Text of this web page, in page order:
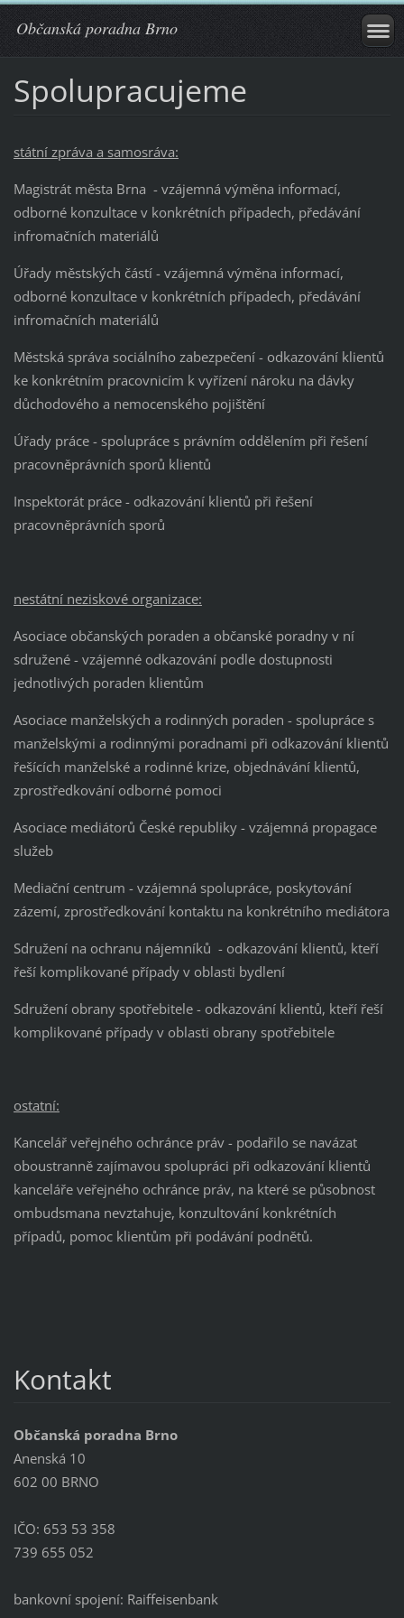
Občanská poradna Brno
Spolupracujeme
státní zpráva a samosráva:
Magistrát města Brna - vzájemná výměna informací,
odborné konzultace v konkrétních případech, předávání
infromačních materiálů
Úřady městských částí - vzájemná výměna informací,
odborné konzultace v konkrétních případech, předávání
infromačních materiálů
Městská správa sociálního zabezpečení - odkazování klientů
ke konkrétním pracovnicím k vyřízení nároku na dávky
důchodového a nemocenského pojištění
Úřady práce - spolupráce s právním oddělením při řešení
pracovněprávních sporů klientů
Inspektorát práce - odkazování klientů při řešení
pracovněprávních sporů
nestátní neziskové organizace:
Asociace občanských poraden a občanské poradny v ní
sdružené - vzájemné odkazování podle dostupnosti
jednotlivých poraden klientům
Asociace manželských a rodinných poraden - spolupráce s
manželskými a rodinnými poradnami při odkazování klientů
řešících manželské a rodinné krize, objednávání klientů,
zprostředkování odborné pomoci
Asociace mediátorů České republiky - vzájemná propagace
služeb
Mediační centrum - vzájemná spolupráce, poskytování
zázemí, zprostředkování kontaktu na konkrétního mediátora
Sdružení na ochranu nájemníků - odkazování klientů, kteří
řeší komplikované případy v oblasti bydlení
Sdružení obrany spotřebitele - odkazování klientů, kteří řeší
komplikované případy v oblasti obrany spotřebitele
ostatní:
Kancelář veřejného ochránce práv - podařilo se navázat
oboustranně zajímavou spolupráci při odkazování klientů
kanceláře veřejného ochránce práv, na které se působnost
ombudsmana nevztahuje, konzultování konkrétních
případů, pomoc klientům při podávání podnětů.
Kontakt
Občanská poradna Brno
Anenská 10
602 00 BRNO
IČO: 653 53 358
739 655 052
bankovní spojení: Raiffeisenbank